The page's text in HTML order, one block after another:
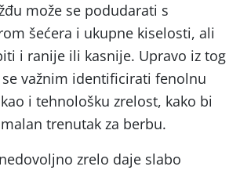
može se podudarati s
šećera i ukupne kiselosti, ali
i ranije ili kasnije. Upravo iz tog
važnim identificirati fenolnu
i tehnološku zrelost, kako bi
trenutak za berbu.
zrelo daje slabo